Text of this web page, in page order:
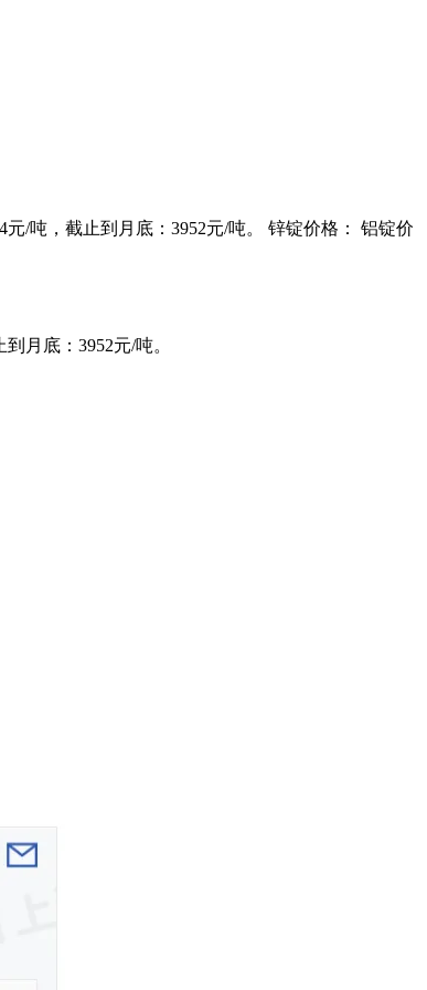
/吨，截止到月底：3952元/吨。 锌锭价格： 铝锭价
月底：3952元/吨。